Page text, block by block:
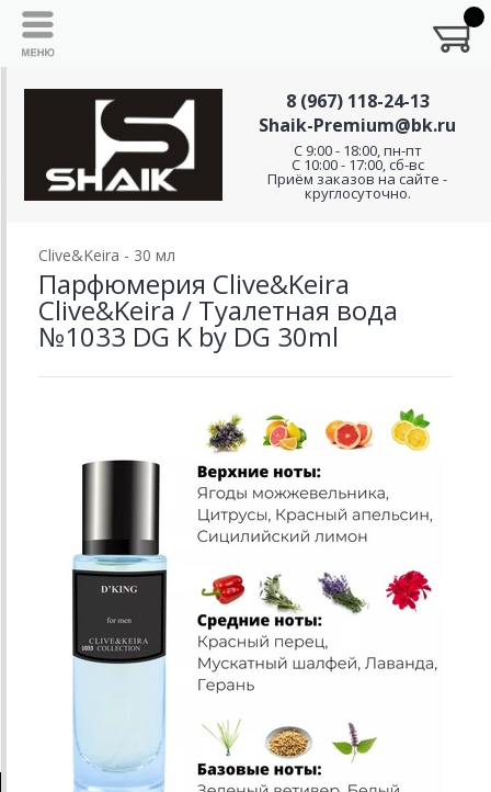
8 (967) 118-24-13
Shaik-Premium@bk.ru
C 9:00 - 18:00, пн-пт
С 10:00 - 17:00, сб-вс
Приём заказов на сайте -
круглосуточно.
Clive&Keira - 30 мл
Парфюмерия Clive&Keira
Clive&Keira / Туалетная вода
№1033 DG K by DG 30ml